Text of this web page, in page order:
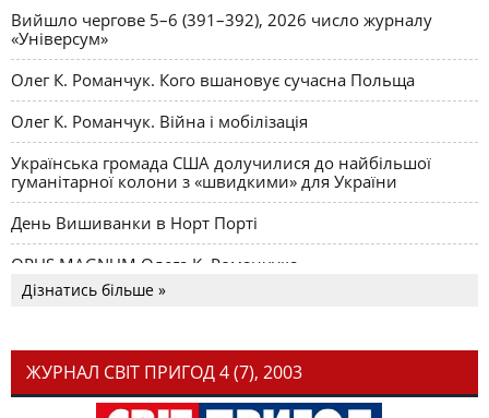
Вийшло чергове 5–6 (391–392), 2026 число журналу
«Універсум»
Олег К. Романчук. Кого вшановує сучасна Польща
Олег К. Романчук. Війна і мобілізація
Українська громада США долучилися до найбільшої
гуманітарної колони з «швидкими» для України
День Вишиванки в Норт Порті
OPUS MAGNUM Олега К. Романчука
Дізнатись більше »
ЖУРНАЛ СВІТ ПРИГОД 4 (7), 2003